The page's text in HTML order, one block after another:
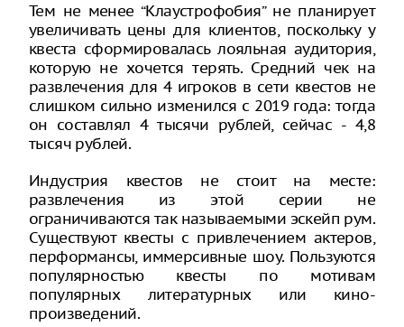
Тем не менее “Клаустрофобия” не планирует
увеличивать цены для клиентов, поскольку у
квеста сформировалась лояльная аудитория,
которую не хочется терять. Средний чек на
развлечения для 4 игроков в сети квестов не
слишком сильно изменился с 2019 года: тогда
он составлял 4 тысячи рублей, сейчас - 4,8
тысяч рублей.
Индустрия квестов не стоит на месте:
развлечения из этой серии не
ограничиваются так называемыми эскейп рум.
Существуют квесты с привлечением актеров,
перформансы, иммерсивные шоу. Пользуются
популярностью квесты по мотивам
популярных литературных или кино-
произведений.